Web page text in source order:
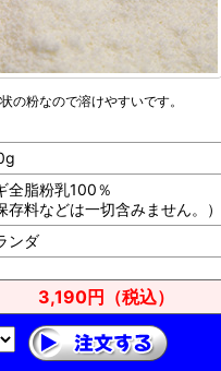
の粉なので溶けやすいです。
全脂粉乳100％
存料などは一切含みません。）
ンダ
3,190円（税込）